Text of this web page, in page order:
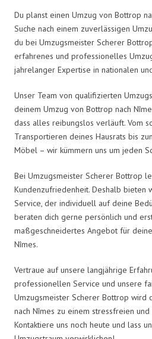
Du planst einen Umzug von Bottrop
Suche nach einem zuverlässigen
du bei Umzugsmeister Scherer
erfahrenes und professionelles
jahrelanger Expertise in nationalen
Unser Team von qualifizierten
deinem Umzug von Bottrop nach
dass alles reibungslos verläuft. Vom
Transportieren deines Hausrats bis
Möbel – wir kümmern uns um jeden
Bei Umzugsmeister Scherer Bottrop
Kundenzufriedenheit. Deshalb bieten
Service, der individuell auf deine
beraten dich gerne persönlich und
maßgeschneidertes Angebot für
Nîmes.
Vertraue auf unsere langjährige
professionellen Service und unsere
Umzugsmeister Scherer Bottrop wird
nach Nîmes zu einem stressfreien
Kontaktiere uns noch heute und lass